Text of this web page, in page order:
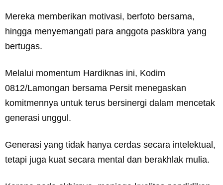
Mereka memberikan motivasi, berfoto bersama,
hingga menyemangati para anggota paskibra yang
bertugas.
Melalui momentum Hardiknas ini, Kodim
0812/Lamongan bersama Persit menegaskan
komitmennya untuk terus bersinergi dalam mencetak
generasi unggul.
Generasi yang tidak hanya cerdas secara intelektual,
tetapi juga kuat secara mental dan berakhlak mulia.